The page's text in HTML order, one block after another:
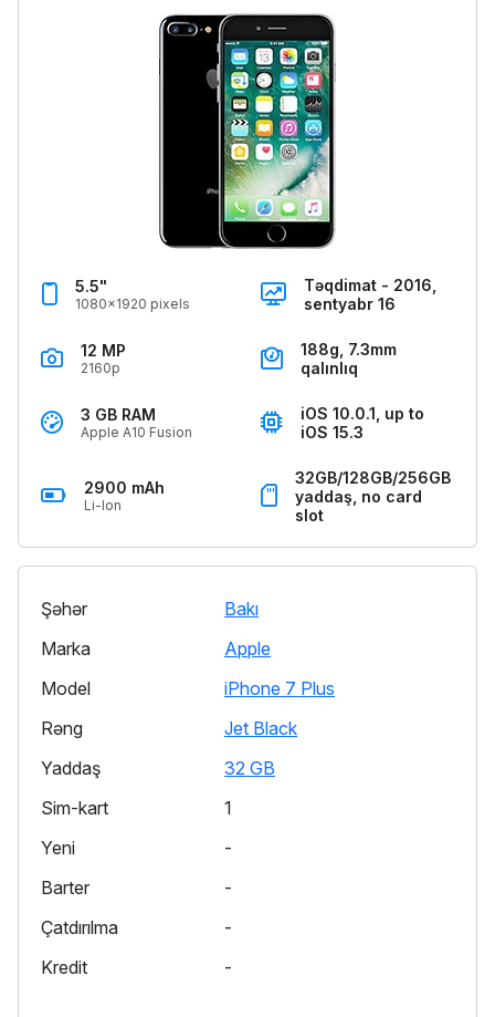
5.5"
1080x1920 pixels
Təqdimat - 2016,
sentyabr 16
12 MP
2160p
188g, 7.3mm
qalınlıq
3 GB RAM
Apple A10 Fusion
iOS 10.0.1, up to
iOS 15.3
2900 mAh
Li-Ion
32GB/128GB/256GB
yaddaş, no card
slot
Şəhər
Bakı
Marka
Apple
Model
iPhone 7 Plus
Rəng
Jet Black
Yaddaş
32 GB
Sim-kart
1
Yeni
-
Barter
-
Çatdırılma
-
Kredit
-